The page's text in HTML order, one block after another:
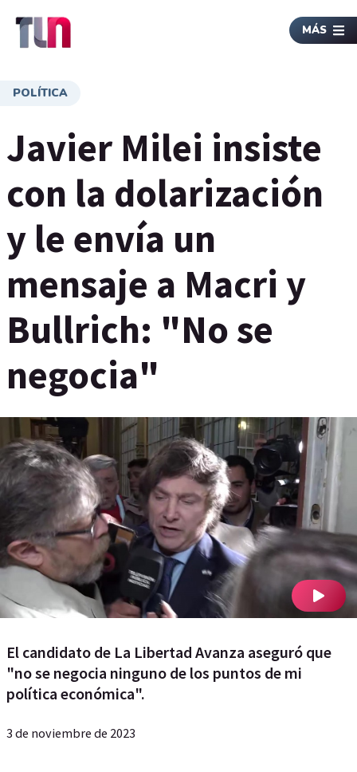
MÁS
POLÍTICA
Javier Milei insiste
con la dolarización
y le envía un
mensaje a Macri y
Bullrich: "No se
negocia"
El candidato de La Libertad Avanza aseguró que
"no se negocia ninguno de los puntos de mi
política económica".
3 de noviembre de 2023